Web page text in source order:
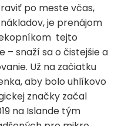
po meste včas,
je prenájom
tejto
snaží sa o čistejšie a
Už na začiatku
aby bolo uhlíkovo
značky začal
na Islande tým